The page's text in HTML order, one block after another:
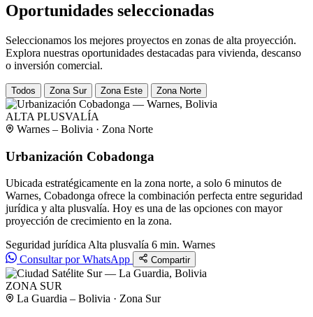
Oportunidades seleccionadas
Seleccionamos los mejores proyectos en zonas de alta proyección.
Explora nuestras oportunidades destacadas para vivienda, descanso
o inversión comercial.
Todos Zona Sur Zona Este Zona Norte
ALTA PLUSVALÍA
Warnes – Bolivia · Zona Norte
Urbanización Cobadonga
Ubicada estratégicamente en la zona norte, a solo 6 minutos de
Warnes, Cobadonga ofrece la combinación perfecta entre seguridad
jurídica y alta plusvalía. Hoy es una de las opciones con mayor
proyección de crecimiento en la zona.
Seguridad jurídica Alta plusvalía 6 min. Warnes
Consultar por WhatsApp
Compartir
ZONA SUR
La Guardia – Bolivia · Zona Sur